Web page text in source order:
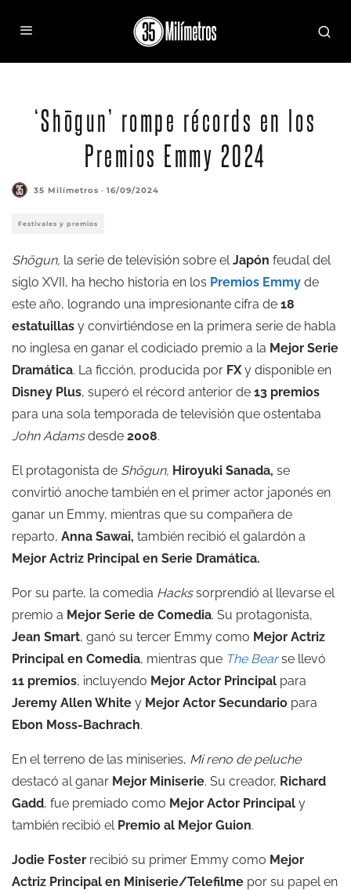
‘Shōgun’ rompe récords en los
Premios Emmy 2024
35 Milímetros · 16/09/2024
Festivales y premios
Shōgun, la serie de televisión sobre elJapón feudal del
siglo XVII, ha hecho historia en los Premios Emmy de
este año, logrando una impresionante cifra de 18
estatuillas y convirtiéndose en la primera serie de habla
no inglesa en ganar el codiciado premio a la Mejor Serie
Dramática. La ficción, producida por FXy disponible en
Disney Plus, superó el récord anterior de 13 premios
para una sola temporada de televisión que ostentaba
John Adamsdesde 2008.
El protagonista de Shōgun, Hiroyuki Sanada, se
convirtió anoche también en el primer actor japonés en
ganar un Emmy, mientras que su compañera de
reparto, Anna Sawai, también recibió el galardón a
Mejor Actriz Principal en Serie Dramática.
Por su parte, la comedia Hackssorprendió al llevarse el
premio a Mejor Serie de Comedia. Su protagonista,
Jean Smart, ganó su tercer Emmy como Mejor Actriz
Principal en Comedia, mientras que The Bearse llevó
11 premios, incluyendo Mejor Actor Principal para
Jeremy Allen White y Mejor Actor Secundario para
Ebon Moss-Bachrach.
En el terreno de las miniseries, Mi reno de peluche
destacó al ganar Mejor Miniserie. Su creador, Richard
Gadd, fue premiado como Mejor Actor Principal y
también recibió el Premio al Mejor Guion.
Jodie Foster recibió su primer Emmy como Mejor
Actriz Principal en Miniserie/Telefilme por su papel en